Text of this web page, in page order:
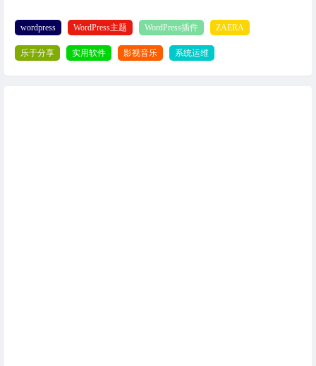
wordpress WordPress主题 WordPress插件 ZAERA
乐于分享 实用软件 影视音乐 系统运维